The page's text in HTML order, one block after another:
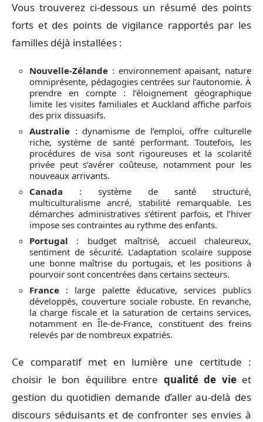
Vous trouverez ci-dessous un résumé des points
forts et des points de vigilance rapportés par les
familles déjà installées :
Nouvelle-Zélande : environnement apaisant, nature
omniprésente, pédagogies centrées sur l’autonomie. À
prendre en compte : l’éloignement géographique
limite les visites familiales et Auckland affiche parfois
des prix dissuasifs.
Australie : dynamisme de l’emploi, offre culturelle
riche, système de santé performant. Toutefois, les
procédures de visa sont rigoureuses et la scolarité
privée peut s’avérer coûteuse, notamment pour les
nouveaux arrivants.
Canada : système de santé structuré,
multiculturalisme ancré, stabilité remarquable. Les
démarches administratives s’étirent parfois, et l’hiver
impose ses contraintes au rythme des enfants.
Portugal : budget maîtrisé, accueil chaleureux,
sentiment de sécurité. L’adaptation scolaire suppose
une bonne maîtrise du portugais, et les positions à
pourvoir sont concentrées dans certains secteurs.
France : large palette éducative, services publics
développés, couverture sociale robuste. En revanche,
la charge fiscale et la saturation de certains services,
notamment en Île-de-France, constituent des freins
relevés par de nombreux expatriés.
Ce comparatif met en lumière une certitude :
choisir le bon équilibre entre qualité de vieet
gestion du quotidien demande d’aller au-delà des
discours séduisants et de confronter ses envies à